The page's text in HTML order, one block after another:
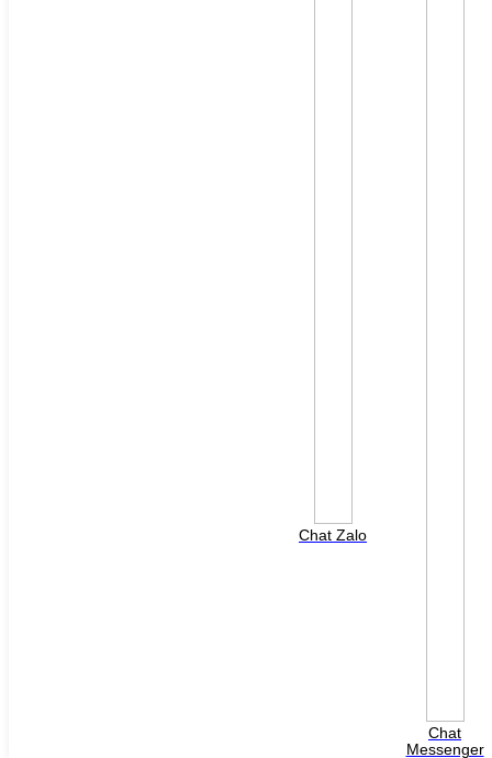
Chat Zalo
Chat
Messenger